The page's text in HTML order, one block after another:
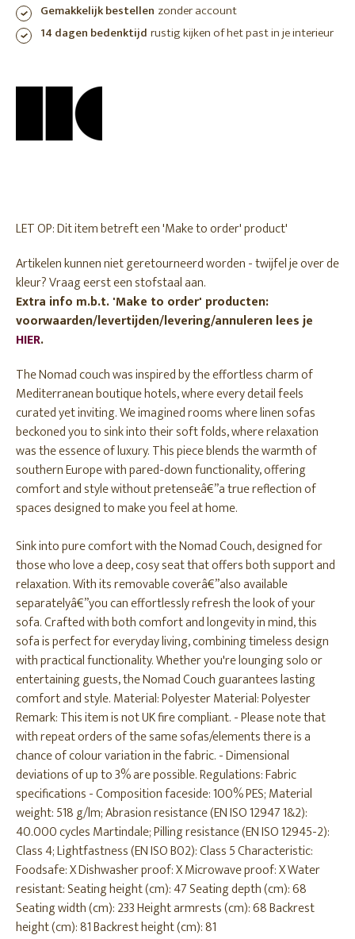
Gemakkelijk bestellen zonder account
14 dagen bedenktijd rustig kijken of het past in je interieur
LET OP: Dit item betreft een 'Make to order' product'
Artikelen kunnen niet geretourneerd worden - twijfel je over de
kleur? Vraag eerst een stofstaal aan.
Extra info m.b.t. 'Make to order' producten:
voorwaarden/levertijden/levering/annuleren lees je
HIER.
The Nomad couch was inspired by the effortless charm of
Mediterranean boutique hotels, where every detail feels
curated yet inviting. We imagined rooms where linen sofas
beckoned you to sink into their soft folds, where relaxation
was the essence of luxury. This piece blends the warmth of
southern Europe with pared-down functionality, offering
comfort and style without pretenseâ€”a true reflection of
spaces designed to make you feel at home.
Sink into pure comfort with the Nomad Couch, designed for
those who love a deep, cosy seat that offers both support and
relaxation. With its removable coverâ€”also available
separatelyâ€”you can effortlessly refresh the look of your
sofa. Crafted with both comfort and longevity in mind, this
sofa is perfect for everyday living, combining timeless design
with practical functionality. Whether you're lounging solo or
entertaining guests, the Nomad Couch guarantees lasting
comfort and style. Material: Polyester Material: Polyester
Remark: This item is not UK fire compliant. - Please note that
with repeat orders of the same sofas/elements there is a
chance of colour variation in the fabric. - Dimensional
deviations of up to 3% are possible. Regulations: Fabric
specifications - Composition faceside: 100% PES; Material
weight: 518 g/lm; Abrasion resistance (EN ISO 12947 1&2):
40.000 cycles Martindale; Pilling resistance (EN ISO 12945-2):
Class 4; Lightfastness (EN ISO B02): Class 5 Characteristic:
Foodsafe: X Dishwasher proof: X Microwave proof: X Water
resistant: Seating height (cm): 47 Seating depth (cm): 68
Seating width (cm): 233 Height armrests (cm): 68 Backrest
height (cm): 81 Backrest height (cm): 81